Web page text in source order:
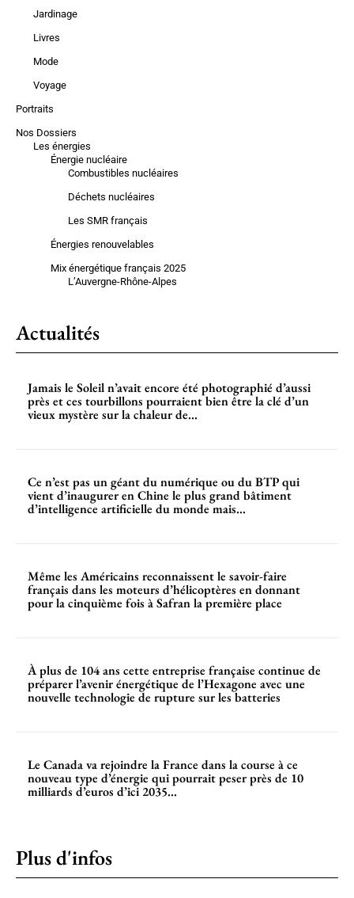
Jardinage
Livres
Mode
Voyage
Portraits
Nos Dossiers
Les énergies
Énergie nucléaire
Combustibles nucléaires
Déchets nucléaires
Les SMR français
Énergies renouvelables
Mix énergétique français 2025
L’Auvergne-Rhône-Alpes
Actualités
Jamais le Soleil n’avait encore été photographié d’aussi
près et ces tourbillons pourraient bien être la clé d’un
vieux mystère sur la chaleur de...
Ce n’est pas un géant du numérique ou du BTP qui
vient d’inaugurer en Chine le plus grand bâtiment
d’intelligence artificielle du monde mais...
Même les Américains reconnaissent le savoir-faire
français dans les moteurs d’hélicoptères en donnant
pour la cinquième fois à Safran la première place
À plus de 104 ans cette entreprise française continue de
préparer l’avenir énergétique de l’Hexagone avec une
nouvelle technologie de rupture sur les batteries
Le Canada va rejoindre la France dans la course à ce
nouveau type d’énergie qui pourrait peser près de 10
milliards d’euros d’ici 2035...
Plus d'infos